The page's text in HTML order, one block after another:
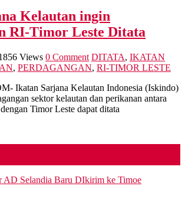
Kelautan ingin
RI-Timor Leste Ditata
Views 0 Comment DITATA, IKATAN
, PERDAGANGAN, RI-TIMOR LESTE
Ikatan Sarjana Kelautan Indonesia (Iskindo)
sektor kelautan dan perikanan antara
Timor Leste dapat ditata